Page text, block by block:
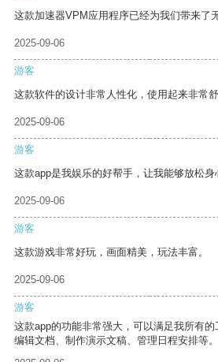
这款加速器VPM应用程序已经为我们带来了
2025-09-06
游客
这款软件的设计非常人性化，使用起来非常舒
2025-09-06
游客
这款app是我娱乐的好帮手，让我能够放松身
2025-09-06
游客
这款游戏非常好玩，画面精美，玩法丰富。
2025-09-06
游客
这款app的功能非常强大，可以满足我所有
编辑文档、制作演示文稿、管理日程安排等。